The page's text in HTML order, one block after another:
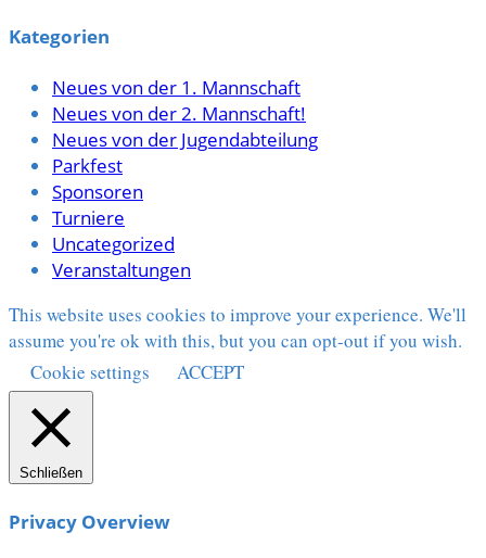
Kategorien
Neues von der 1. Mannschaft
Neues von der 2. Mannschaft!
Neues von der Jugendabteilung
Parkfest
Sponsoren
Turniere
Uncategorized
Veranstaltungen
This website uses cookies to improve your experience. We'll
assume you're ok with this, but you can opt-out if you wish.
Cookie settings
ACCEPT
Schließen
Privacy Overview